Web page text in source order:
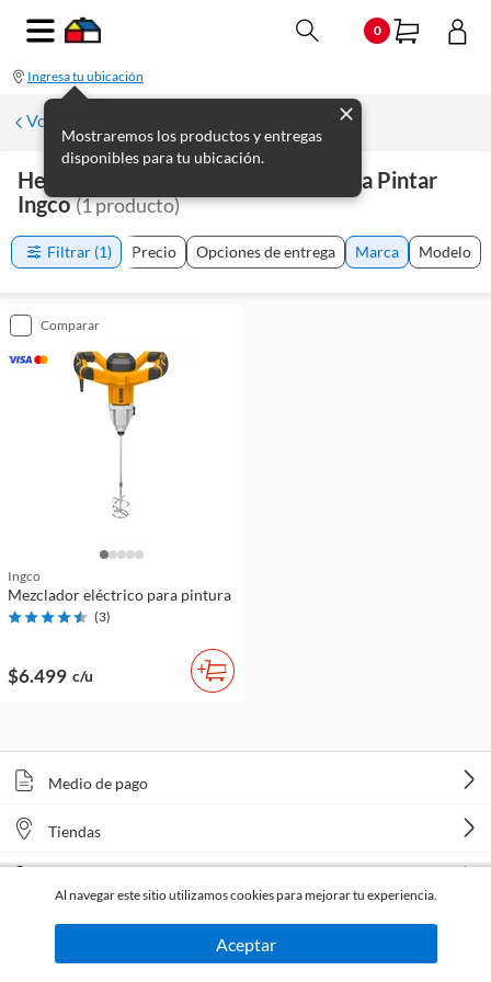
0
Ingresa tu ubicación
Mostraremos los productos y entregas
disponibles para tu ubicación.
Volver a Herramientas profesionales
Herramientas Y Complementos Para Pintar
Ingco (1producto)
Filtrar (1) Precio Opciones de entrega Marca Modelo
comparar
Ingco
Mezclador eléctrico para pintura
(3)
$6.499 c/u
Medio de pago
Tiendas
Al navegar este sitio utilizamos cookies para mejorar tu experiencia.
Aceptar